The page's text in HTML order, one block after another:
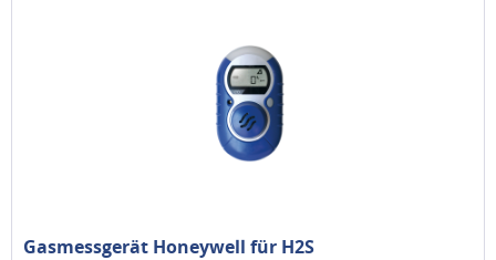
Gasmessgerät Honeywell für H2S